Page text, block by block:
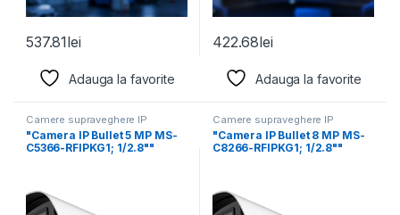
537.81lei
Adauga la favorite
422.68lei
Adauga la favorite
Camere supraveghere IP
"Camera IP Bullet 5 MP MS-
C5366-RFIPKG1; 1/2.8""
Camere supraveghere IP
"Camera IP Bullet 8 MP MS-
C8266-RFIPKG1; 1/2.8""